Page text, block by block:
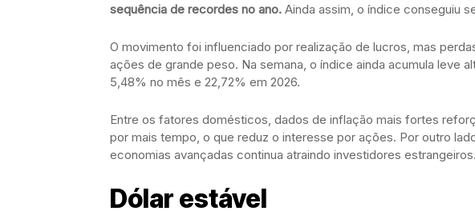
sequência de recordes no ano. Ainda assim, o índice conseguiu
O movimento foi influenciado por realização de lucros, mas
ações de grande peso. Na semana, o índice ainda acumula leve
5,48% no mês e 22,72% em 2026.
Entre os fatores domésticos, dados de inflação mais fortes
por mais tempo, o que reduz o interesse por ações. Por outro
economias avançadas continua atraindo investidores estrangeiros.
Dólar estável